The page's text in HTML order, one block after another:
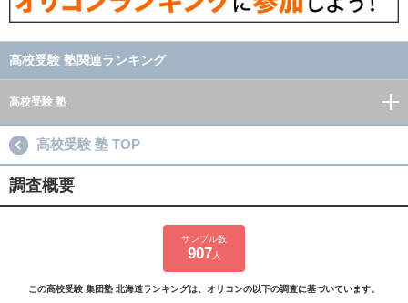
高校受験 塾関連ランキング
高校受験 塾
高校受験 塾 TOP
調査概要
サンプル数
907 人
この高校受験 集団塾 北海道ランキングは、オリコンの以下の調査に基づいています。